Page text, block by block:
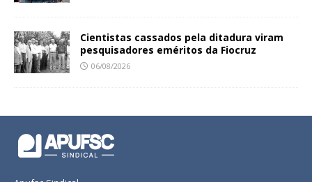
Cientistas cassados pela ditadura viram
pesquisadores eméritos da Fiocruz
06/08/2026